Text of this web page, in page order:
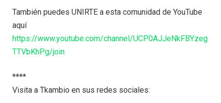
También puedes UNIRTE a esta comunidad de YouTube
aquí
https://www.youtube.com/channel/UCP0AJJeNkFBYzeg
TTVbKhPg/join
****
Visita a Tkambio en sus redes sociales: